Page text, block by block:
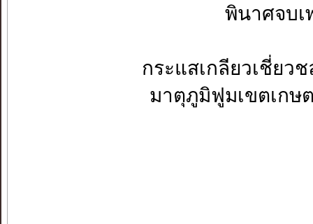
พินาศจบ
กระแสเกลียวเชี่
มาตุภูมิฟูมเขตเ